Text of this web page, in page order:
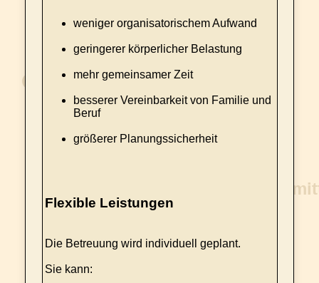
weniger organisatorischem Aufwand
geringerer körperlicher Belastung
mehr gemeinsamer Zeit
besserer Vereinbarkeit von Familie und
Beruf
größerer Planungssicherheit
Flexible Leistungen
Die Betreuung wird individuell geplant.
Sie kann: